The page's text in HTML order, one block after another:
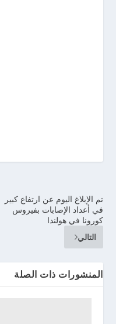
تم الإبلاغ اليوم عن ارتفاع كبير
في أعداد الإصابات بفيروس
كورونا في هولندا
التالي
المنشورات ذات الصلة